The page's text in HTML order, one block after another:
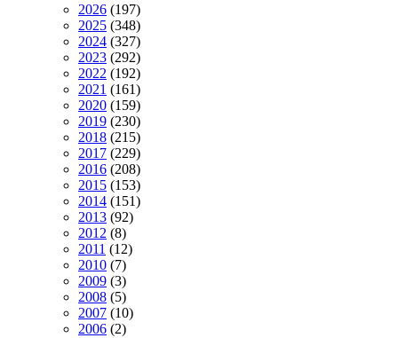
2026 (197)
2025 (348)
2024 (327)
2023 (292)
2022 (192)
2021 (161)
2020 (159)
2019 (230)
2018 (215)
2017 (229)
2016 (208)
2015 (153)
2014 (151)
2013 (92)
2012 (8)
2011 (12)
2010 (7)
2009 (3)
2008 (5)
2007 (10)
2006 (2)